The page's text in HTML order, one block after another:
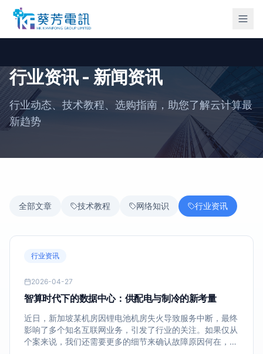
行业资讯 - 新闻资讯
行业动态、技术教程、选购指南，助您了解云计算最
新趋势
全部文章 技术教程 网络知识 行业资讯
行业资讯
2026-04-27
智算时代下的数据中心：供配电与制冷的新考量
近日，新加坡某机房因锂电池机房失火导致服务中断，最终
影响了多个知名互联网业务，引发了行业的关注。如果仅从
个案来说，我们还需要更多的细节来确认故障原因何在，以